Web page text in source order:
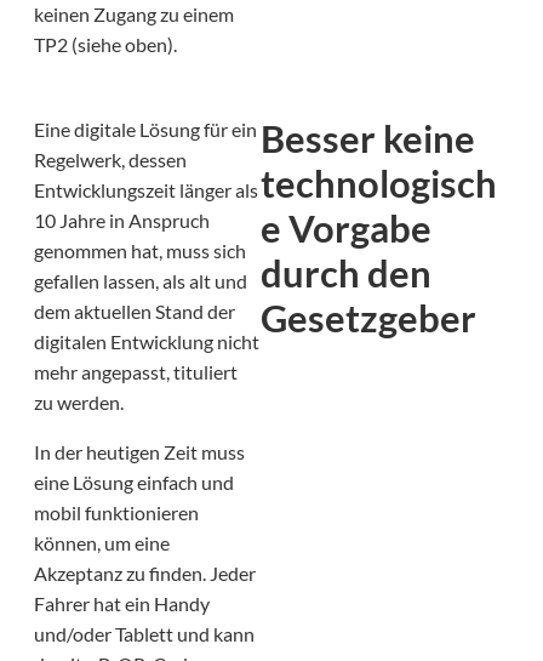
keinen Zugang zu einem
TP2 (siehe oben).
Eine digitale Lösung für ein
Regelwerk, dessen
Entwicklungszeit länger als
10 Jahre in Anspruch
genommen hat, muss sich
gefallen lassen, als alt und
dem aktuellen Stand der
digitalen Entwicklung nicht
mehr angepasst, tituliert
zu werden.
In der heutigen Zeit muss
eine Lösung einfach und
mobil funktionieren
können, um eine
Akzeptanz zu finden. Jeder
Fahrer hat ein Handy
und/oder Tablett und kann
Besser keine
technologisch
e Vorgabe
durch den
Gesetzgeber